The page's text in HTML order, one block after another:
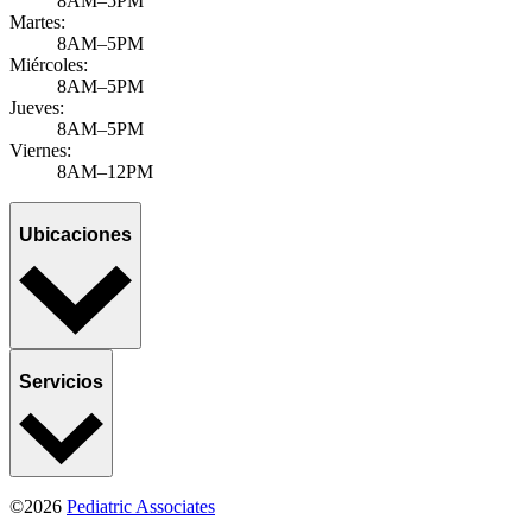
Martes:
8AM–5PM
Miércoles:
8AM–5PM
Jueves:
8AM–5PM
Viernes:
8AM–12PM
Ubicaciones
Servicios
©2026 Pediatric Associates